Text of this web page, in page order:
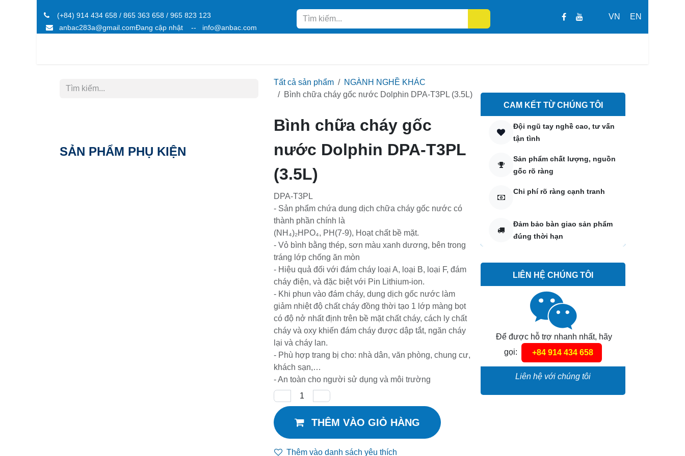
(+84) 914 434 658 / 865 363 658 / 965 823 123
anbac283a@gmail.comĐang cập nhật -- info@anbac.com
VN EN
Tất cả sản phẩm
NGÀNH NGHỀ KHÁC
Bình chữa cháy gốc nước Dolphin DPA-T3PL
Bình chữa cháy gốc nước
Dolphin DPA-T3PL (3.5L)
DPA-T3PL
- Sản phẩm chứa dung dịch chữa cháy gốc nước
có thành phần chính là
(NH₄)₂HPO₄, PH(7-9), Hoạt chất bề mặt.
- Vỏ bình bằng thép, sơn màu xanh dương, bên
trong tráng lớp chống ăn mòn
- Hiệu quả đối với đám cháy loại A, loại B, loại F,
đám cháy điện, và đặc biệt với Pin Lithium-ion.
- Khi phun vào đám cháy, dung dịch gốc nước làm
giảm nhiệt độ chất cháy đồng thời tạo 1 lớp màng
bọt có độ nở nhất định trên bề mặt chất cháy,
cách ly chất cháy và oxy khiến đám cháy được
dập tắt, ngăn cháy lại và cháy lan.
- Phù hợp trang bị cho: nhà dân, văn phòng,
chung cư, khách sạn,…
- An toàn cho người sử dụng và môi trường
THÊM VÀO GIỎ HÀNG
Thêm vào danh sách yêu thích
CAM KẾT TỪ CHÚNG TÔI
Đội ngũ tay nghề cao, tư vấn
tận tình
Sản phẩm chất lượng, nguồn
gốc rõ ràng
Chi phí rõ ràng cạnh tranh
Đảm bảo bàn giao sản phẩm
đúng thời hạn
LIÊN HỆ CHÚNG TÔI
Để được hỗ trợ nhanh nhất,
hãy gọi:
+84 914 434 658
Liên hệ với chúng tôi